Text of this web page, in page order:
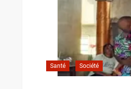
Santé Société